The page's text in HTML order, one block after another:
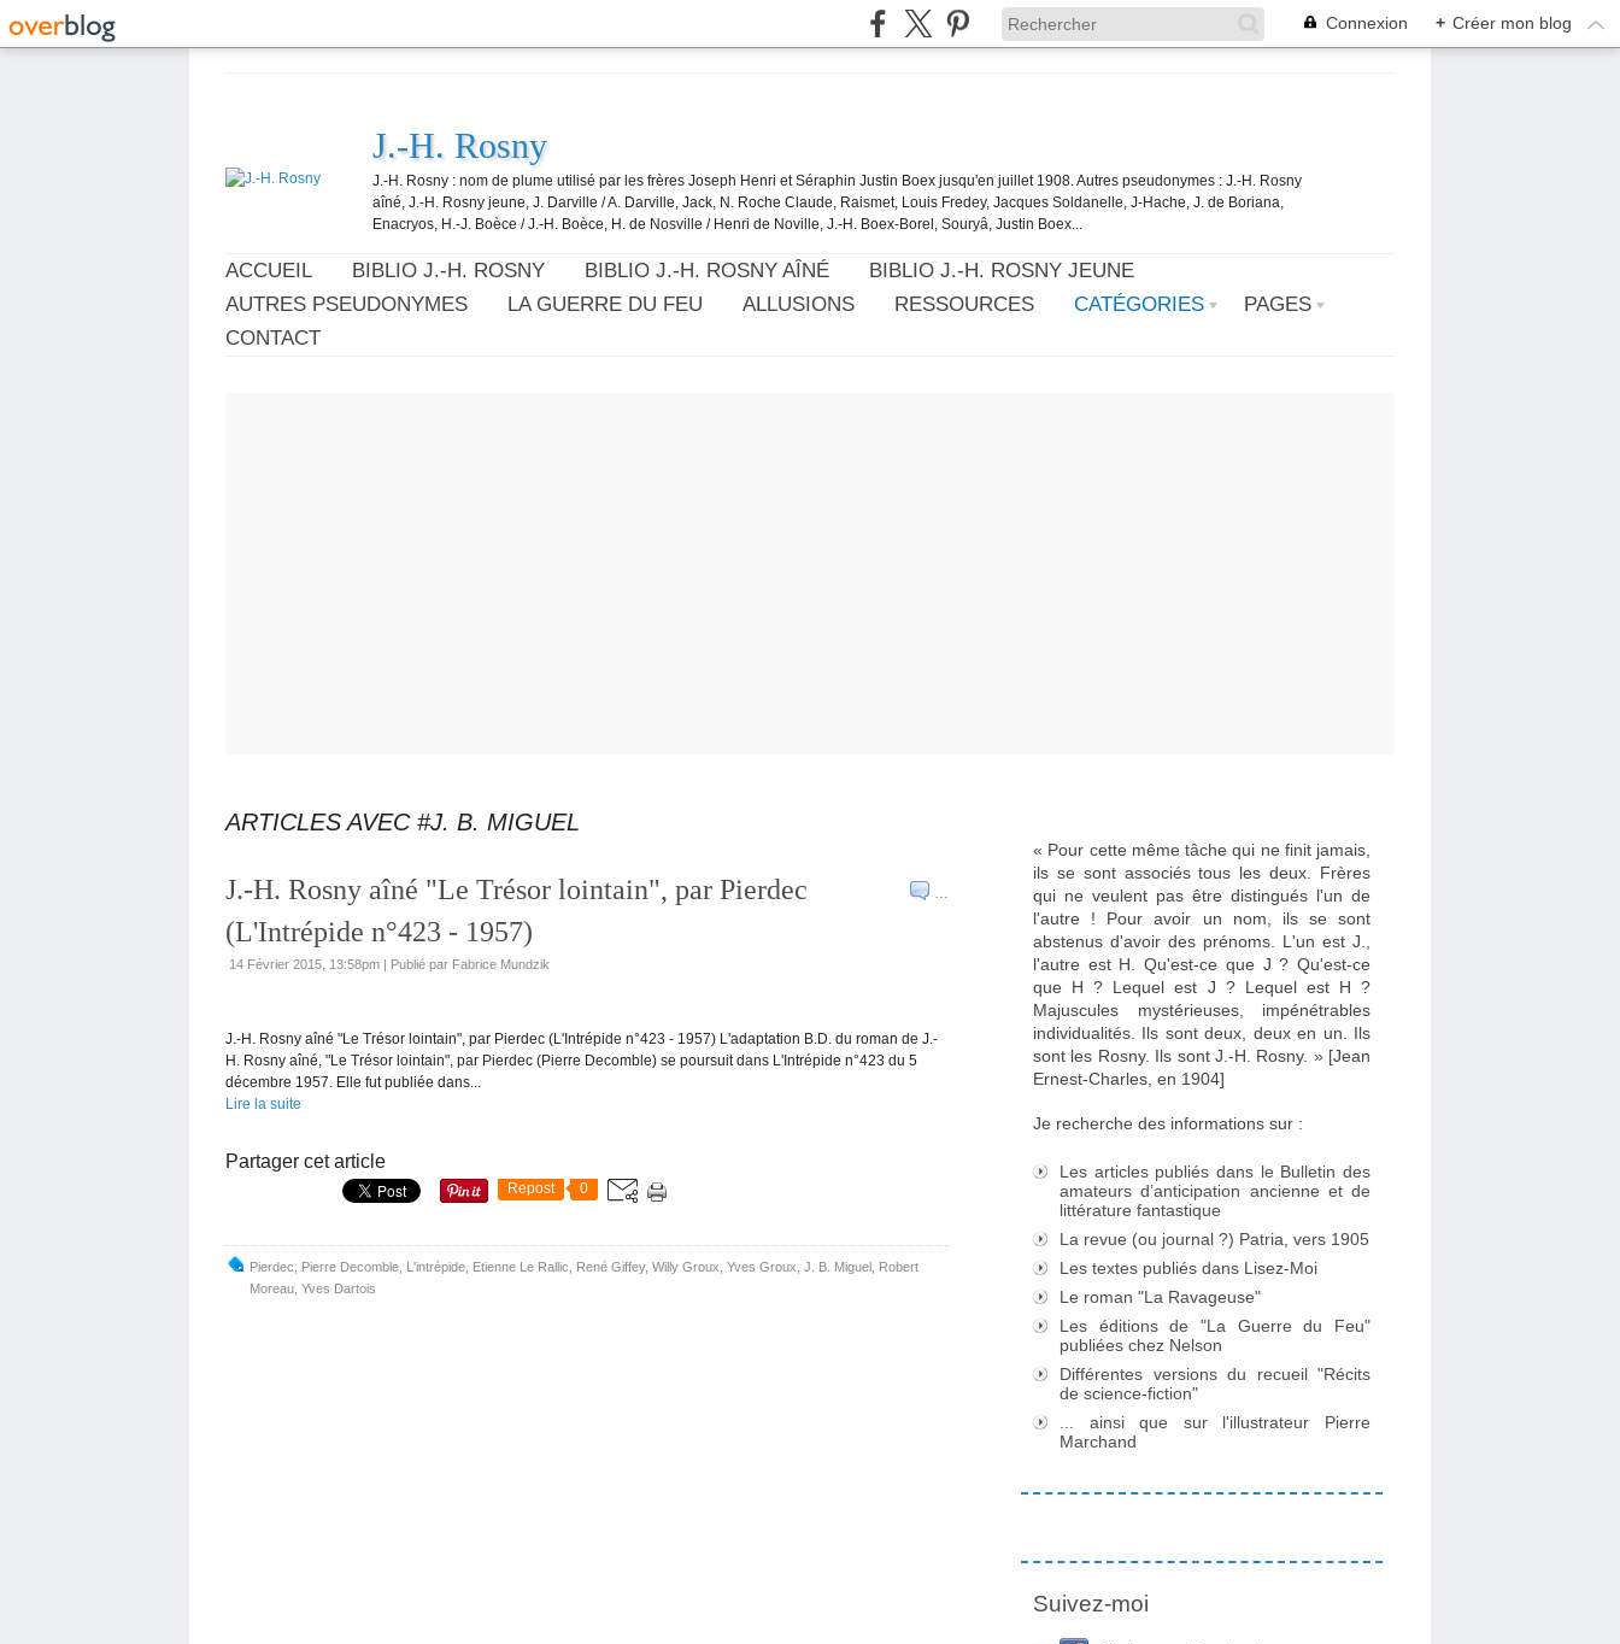
Connexion + Créer mon blog
J.-H. Rosny
J.-H. Rosny : nom de plume utilisé par les frères Joseph Henri et Séraphin Justin Boex jusqu'en juillet 1908. Autres pseudonymes : J.-H. Rosny
aîné, J.-H. Rosny jeune, J. Darville / A. Darville, Jack, N. Roche Claude, Raismet, Louis Fredey, Jacques Soldanelle, J-Hache, J. de Boriana,
Enacryos, H.-J. Boèce / J.-H. Boèce, H. de Nosville / Henri de Noville, J.-H. Boex-Borel, Souryâ, Justin Boex...
ACCUEIL BIBLIO J.-H. ROSNY BIBLIO J.-H. ROSNY AÎNÉ
BIBLIO J.-H. ROSNY JEUNE
AUTRES PSEUDONYMES
LA GUERRE DU FEU ALLUSIONS RESSOURCES CATÉGORIES
PAGES
CONTACT
ARTICLES AVEC #J. B. MIGUEL
…
J.-H. Rosny aîné "Le Trésor lointain", par Pierdec
(L'Intrépide n°423 - 1957)
14 Février 2015, 13:58pm | Publié par Fabrice Mundzik
J.-H. Rosny aîné "Le Trésor lointain", par Pierdec (L'Intrépide n°423 - 1957) L'adaptation B.D. du roman de J.-
H. Rosny aîné, "Le Trésor lointain", par Pierdec (Pierre Decomble) se poursuit dans L'Intrépide n°423 du 5
décembre 1957. Elle fut publiée dans...
Lire la suite
Partager cet article
Repost 0
Pierdec Pierre Decomble L'intrépide Etienne Le Rallic René Giffey, Willy Groux Yves Groux J. B. Miguel Robert
Moreau Yves Dartois
« Pour cette même tâche qui ne finit jamais,
ils se sont associés tous les deux. Frères
qui ne veulent pas être distingués l'un de
l'autre ! Pour avoir un nom, ils se sont
abstenus d'avoir des prénoms. L'un est J.,
l'autre est H. Qu'est-ce que J ? Qu'est-ce
que H ? Lequel est J ? Lequel est H ?
Majuscules mystérieuses, impénétrables
individualités. Ils sont deux, deux en un. Ils
sont les Rosny. Ils sont J.-H. Rosny. » [Jean
Ernest-Charles, en 1904]
Je recherche des informations sur :
Les articles publiés dans le Bulletin des
amateurs d’anticipation ancienne et de
littérature fantastique
La revue (ou journal ?) Patria, vers 1905
Les textes publiés dans Lisez-Moi
Le roman "La Ravageuse"
Les éditions de "La Guerre du Feu"
publiées chez Nelson
Différentes versions du recueil "Récits
de science-fiction"
... ainsi que sur l'illustrateur Pierre
Marchand
Suivez-moi